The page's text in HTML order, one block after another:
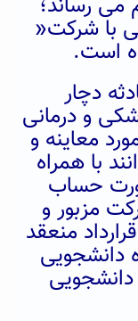
با شرکت«
است.
دچار
و درمانی
معاینه و
با همراه
حساب
مزبور و
منعقد
دانشجویی